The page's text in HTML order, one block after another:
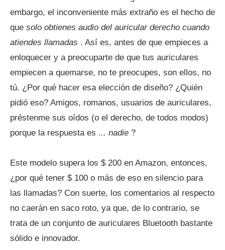
embargo, el inconveniente más extraño es el hecho de
que solo obtienes audio del auricular derecho cuando
atiendes llamadas . Así es, antes de que empieces a
enloquecer y a preocuparte de que tus auriculares
empiecen a quemarse, no te preocupes, son ellos, no
tú. ¿Por qué hacer esa elección de diseño? ¿Quién
pidió eso? Amigos, romanos, usuarios de auriculares,
préstenme sus oídos (o el derecho, de todos modos)
porque la respuesta es ... nadie ?
Este modelo supera los $ 200 en Amazon, entonces,
¿por qué tener $ 100 o más de eso en silencio para
las llamadas? Con suerte, los comentarios al respecto
no caerán en saco roto, ya que, de lo contrario, se
trata de un conjunto de auriculares Bluetooth bastante
sólido e innovador.